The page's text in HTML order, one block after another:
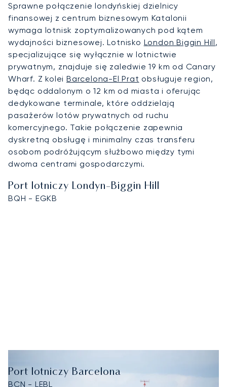
Sprawne połączenie londyńskiej dzielnicy
finansowej z centrum biznesowym Katalonii
wymaga lotnisk zoptymalizowanych pod kątem
wydajności biznesowej. Lotnisko London Biggin Hill,
specjalizujące się wyłącznie w lotnictwie
prywatnym, znajduje się zaledwie 19 km od Canary
Wharf. Z koleiBarcelona-El Prat obsługuje region,
będąc oddalonym o 12 km od miasta i oferując
dedykowane terminale, które oddzielają
pasażerów lotów prywatnych od ruchu
komercyjnego. Takie połączenie zapewnia
dyskretną obsługę i minimalny czas transferu
osobom podróżującym służbowo między tymi
dwoma centrami gospodarczymi.
Port lotniczy Londyn-Biggin Hill
BQH - EGKB
Port lotniczy Barcelona
BCN - LEBL